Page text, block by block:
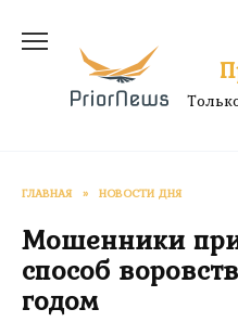
содержанию
ГЛАВНАЯ » НОВОСТИ ДНЯ
Мошенники
способ
годом